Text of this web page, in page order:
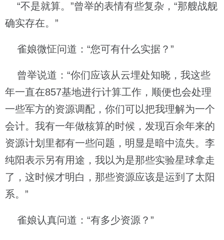
“不是就算。”曾举的表情有些复杂，“那艘战舰
确实存在。”
雀娘微怔问道：“您可有什么实据？”
曾举说道：“你们应该从云埋处知晓，我这些
年一直在857基地进行计算工作，顺便也会处理
一些军方的资源调配，你们可以把我理解为一个
会计。我有一年做核算的时候，发现百余年来的
资源计划里都有一些问题，明显是暗中流失。李
纯阳表示另有用途，我以为是那些实验星球拿走
了，这时候才明白，那些资源应该是运到了太阳
系。”
雀娘认真问道：“有多少资源？”